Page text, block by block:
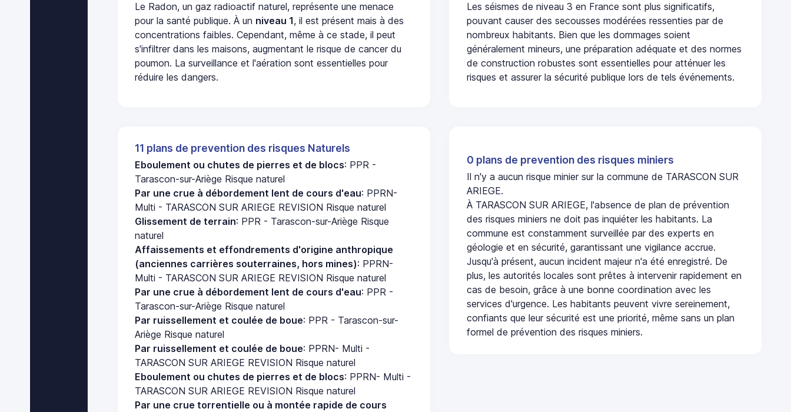
Le Radon, un gaz radioactif naturel, représente une menace
pour la santé publique. À un niveau 1, il est présent mais à des
concentrations faibles. Cependant, même à ce stade, il peut
s'infiltrer dans les maisons, augmentant le risque de cancer du
poumon. La surveillance et l'aération sont essentielles pour
réduire les dangers.
Les séismes de niveau 3 en France sont plus significatifs,
pouvant causer des secousses modérées ressenties par de
nombreux habitants. Bien que les dommages soient
généralement mineurs, une préparation adéquate et des normes
de construction robustes sont essentielles pour atténuer les
risques et assurer la sécurité publique lors de tels événements.
11 plans de prevention des risques Naturels
Eboulement ou chutes de pierres et de blocs: PPR -
Tarascon-sur-Ariège Risque naturel
Par une crue à débordement lent de cours d'eau: PPRN-
Multi - TARASCON SUR ARIEGE REVISION Risque naturel
Glissement de terrain: PPR - Tarascon-sur-Ariège Risque
naturel
Affaissements et effondrements d'origine anthropique
(anciennes carrières souterraines, hors mines): PPRN-
Multi - TARASCON SUR ARIEGE REVISION Risque naturel
Par une crue à débordement lent de cours d'eau: PPR -
Tarascon-sur-Ariège Risque naturel
Par ruissellement et coulée de boue: PPR - Tarascon-sur-
Ariège Risque naturel
Par ruissellement et coulée de boue: PPRN- Multi -
TARASCON SUR ARIEGE REVISION Risque naturel
Eboulement ou chutes de pierres et de blocs: PPRN- Multi -
TARASCON SUR ARIEGE REVISION Risque naturel
Par une crue torrentielle ou à montée rapide de cours
0 plans de prevention des risques miniers
Il n'y a aucun risque minier sur la commune de TARASCON SUR
ARIEGE.
À TARASCON SUR ARIEGE, l'absence de plan de prévention
des risques miniers ne doit pas inquiéter les habitants. La
commune est constamment surveillée par des experts en
géologie et en sécurité, garantissant une vigilance accrue.
Jusqu'à présent, aucun incident majeur n'a été enregistré. De
plus, les autorités locales sont prêtes à intervenir rapidement en
cas de besoin, grâce à une bonne coordination avec les
services d'urgence. Les habitants peuvent vivre sereinement,
confiants que leur sécurité est une priorité, même sans un plan
formel de prévention des risques miniers.